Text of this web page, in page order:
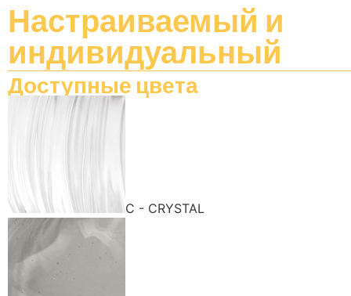
Настраиваемый и
индивидуальный
Доступные цвета
C - CRYSTAL